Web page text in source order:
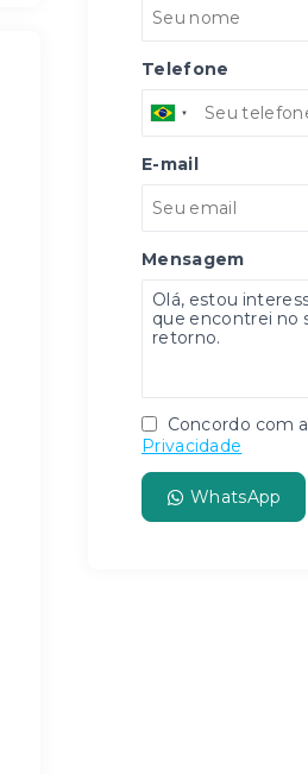
Telefone
E-mail
Mensagem
Concordo com a
Privacidade
WhatsApp